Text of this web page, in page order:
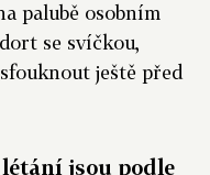
palubě osobním
se svíčkou,
ještě před
jsou podle